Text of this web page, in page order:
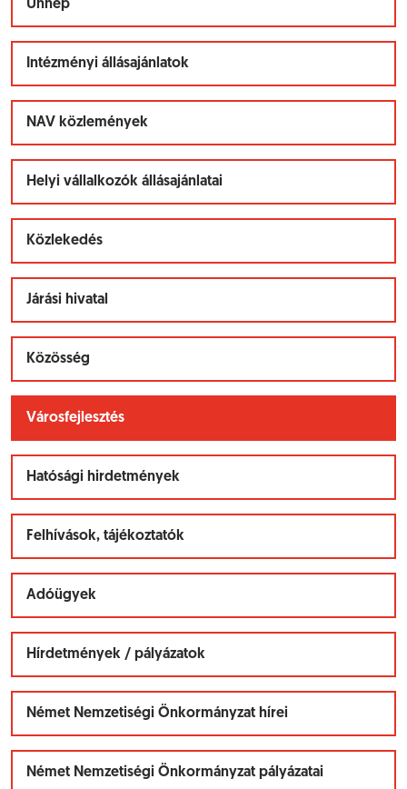
Ünnep
Intézményi állásajánlatok
NAV közlemények
Helyi vállalkozók állásajánlatai
Közlekedés
Járási hivatal
Közösség
Városfejlesztés
Hatósági hirdetmények
Felhívások, tájékoztatók
Adóügyek
Hírdetmények / pályázatok
Német Nemzetiségi Önkormányzat hírei
Német Nemzetiségi Önkormányzat pályázatai